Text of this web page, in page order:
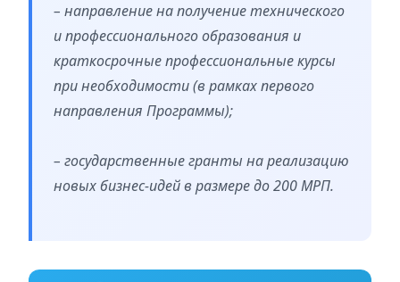
– направление на получение технического
и профессионального образования и
краткосрочные профессиональные курсы
при необходимости (в рамках первого
направления Программы);
– государственные гранты на реализацию
новых бизнес-идей в размере до 200 МРП.